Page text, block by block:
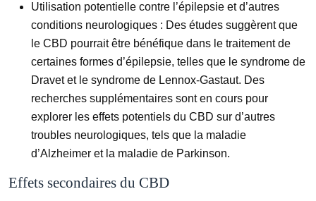
Utilisation potentielle contre l’épilepsie et d’autres
conditions neurologiques : Des études suggèrent que
le CBD pourrait être bénéfique dans le traitement de
certaines formes d’épilepsie, telles que le syndrome de
Dravet et le syndrome de Lennox-Gastaut. Des
recherches supplémentaires sont en cours pour
explorer les effets potentiels du CBD sur d’autres
troubles neurologiques, tels que la maladie
d’Alzheimer et la maladie de Parkinson.
Effets secondaires du CBD